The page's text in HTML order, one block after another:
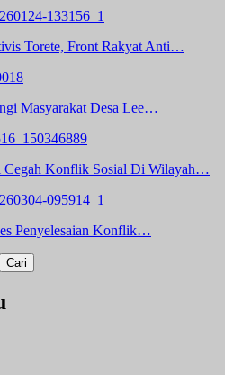
Torete, Front Rakyat Anti…
Masyarakat Desa Lee…
Cegah Konflik Sosial Di Wilayah…
Penyelesaian Konflik…